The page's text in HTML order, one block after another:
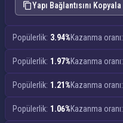
Yapı Bağlantısını Kopyala
Popülerlik: 3.94%Kazanma oranı:
Popülerlik: 1.97%Kazanma oranı:
Popülerlik: 1.21%Kazanma oranı:
Popülerlik: 1.06%Kazanma oranı: